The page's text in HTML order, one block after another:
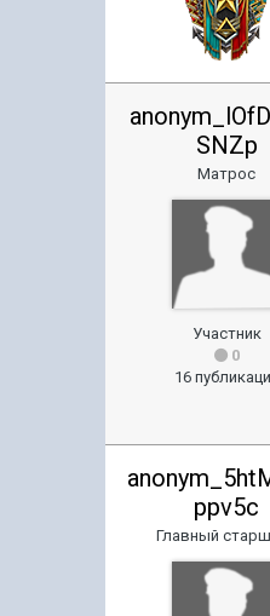
SNZp
Матрос
Участник
0
16
ppv5c
Главный